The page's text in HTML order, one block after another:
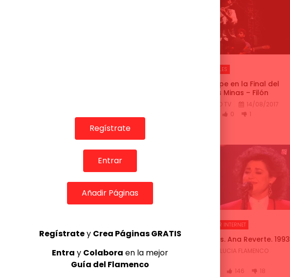
0
REVISTAS DIGITALES
Sergio de Lope en la Final del
Cante de las Minas – Filón
DE FLAMENCO TV
14/08/2017
0 1
03:06
Jorge Pardo en el Corral de la
Moreria
DE FLAMENCO TV
1.3K 0 0
TELEVISIONES POR INTERNET
Colombianas. Ana Reverte. 1993
CANAL ANDALUCIA FLAMENCO
146 18
Regístrate
Entrar
Añadir Páginas
Regístratey Crea Páginas GRATIS
Entra y Colabora en la mejor
Guía del Flamenco